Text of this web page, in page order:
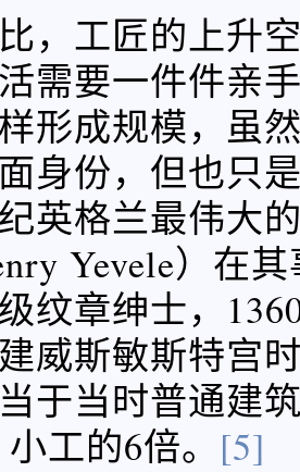
，工匠的上升
需要一件件亲
形成规模，虽
身份，但也只
英格兰最伟大
Yevele）在
纹章绅士，
威斯敏斯特宫
于当时普通建
工的6倍。 [5]